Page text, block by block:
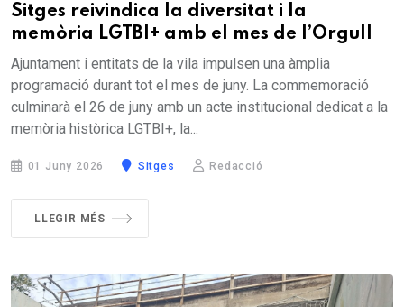
Sitges reivindica la diversitat i la
memòria LGTBI+ amb el mes de l’Orgull
Ajuntament i entitats de la vila impulsen una àmplia
programació durant tot el mes de juny. La commemoració
culminarà el 26 de juny amb un acte institucional dedicat a la
memòria històrica LGTBI+, la...
01 Juny 2026 Sitges Redacció
LLEGIR MÉS